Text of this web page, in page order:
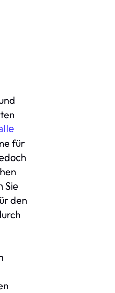
für
Sie
den